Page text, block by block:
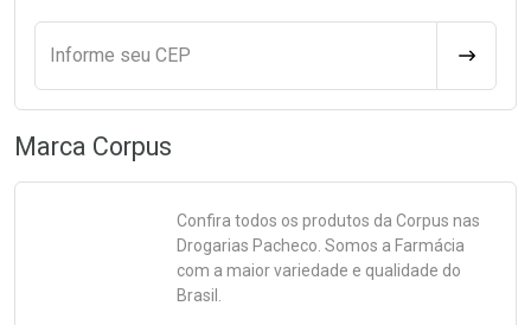
Informe seu CEP
Marca Corpus
Confira todos os produtos da Corpus nas
Drogarias Pacheco. Somos a Farmácia
com a maior variedade e qualidade do
Brasil.